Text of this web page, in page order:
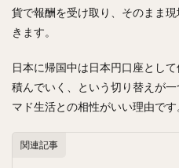
貨で報酬を受け取り、そのまま
きます。
日本に帰国中は日本円口座とし
積んでいく、という切り替えが
マド生活との相性がいい理由です
関連記事